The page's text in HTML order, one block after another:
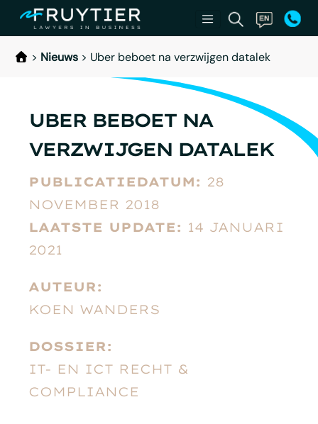
> Nieuws > Uber beboet na verzwijgen datalek
UBER BEBOET NA
VERZWIJGEN DATALEK
PUBLICATIEDATUM: 28
NOVEMBER 2018
LAATSTE UPDATE: 14 JANUARI
2021
AUTEUR:
KOEN WANDERS
DOSSIER:
IT- EN ICT RECHT &
COMPLIANCE